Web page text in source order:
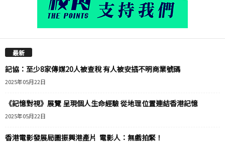
最新
記協：至少8家傳媒20人被查稅 有人被安插不明商業號碼
2025年05月22日
《記憶對視》展覽 呈現個人生命經驗 從地理位置連結香港記憶
2025年05月22日
香港電影發展局圖振興港產片 電影人：無戲拍緊！